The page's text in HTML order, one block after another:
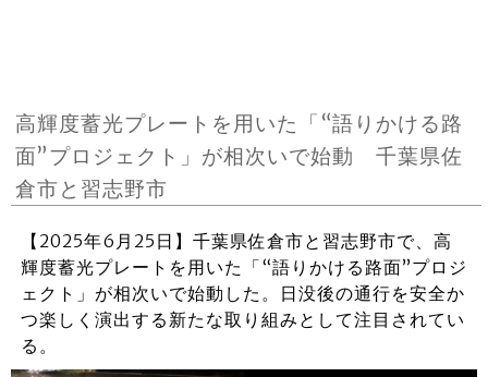
高輝度蓄光プレートを用いた「“語りかける路
面”プロジェクト」が相次いで始動 千葉県佐
倉市と習志野市
【2025年6月25日】千葉県佐倉市と習志野市で、高
輝度蓄光プレートを用いた「“語りかける路面”プロジ
ェクト」が相次いで始動した。日没後の通行を安全か
つ楽しく演出する新たな取り組みとして注目されてい
る。